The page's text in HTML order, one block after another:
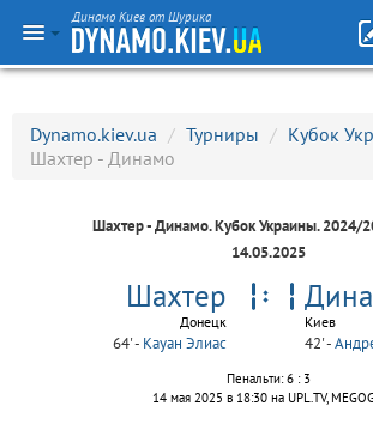
Динамо Киев от Шурика
Dynamo.kiev.ua / Турниры / Кубок
Шахтер - Динамо
Шахтер - Динамо.Кубок Украины. 2024/
14.05.2025
Шахтер
Донецк
64' - Кауан Элиас
Киев
42' -
Пенальти: 6 : 3
14 мая 2025 в 18:30 на UPL.TV,